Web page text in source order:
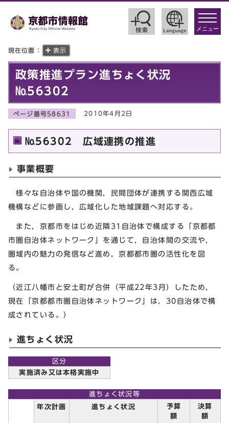
toggle
メニュー
現在位置： 表示
政策推進プラン進ちょく状況
№56302
ページ番号58631 2010年4月2日
№56302 広域連携の推進
事業概要
様々な自治体や国の機関，民間団体が連携する関西広域
機構などに参画し，広域化した地域課題へ対応する。
また，京都市をはじめ近隣31自治体で構成する「京都都
市圏自治体ネットワーク」を通じて，自治体間の交流や，
圏域内の魅力の発信など進め，京都都市圏の活性化を図
る。
（近江八幡市と安土町が合併（平成22年3月）したため，
現在「京都都市圏自治体ネットワーク」は，30自治体で構
成されている。）
進ちょく状況
区分
実施済み又は本格実施中
進ちょく状況等
年次計画
進ちょく状況
予算
額
決算
額